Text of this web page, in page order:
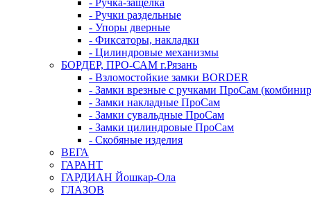
- Ручка-защелка
- Ручки раздельные
- Упоры дверные
- Фиксаторы, накладки
- Цилиндровые механизмы
БОРДЕР, ПРО-САМ г.Рязань
- Взломостойкие замки BORDER
- Замки врезные с ручками ПроСам
- Замки накладные ПроСам
- Замки сувальдные ПроСам
- Замки цилиндровые ПроСам
- Скобяные изделия
ВЕГА
ГАРАНТ
ГАРДИАН Йошкар-Ола
ГЛАЗОВ